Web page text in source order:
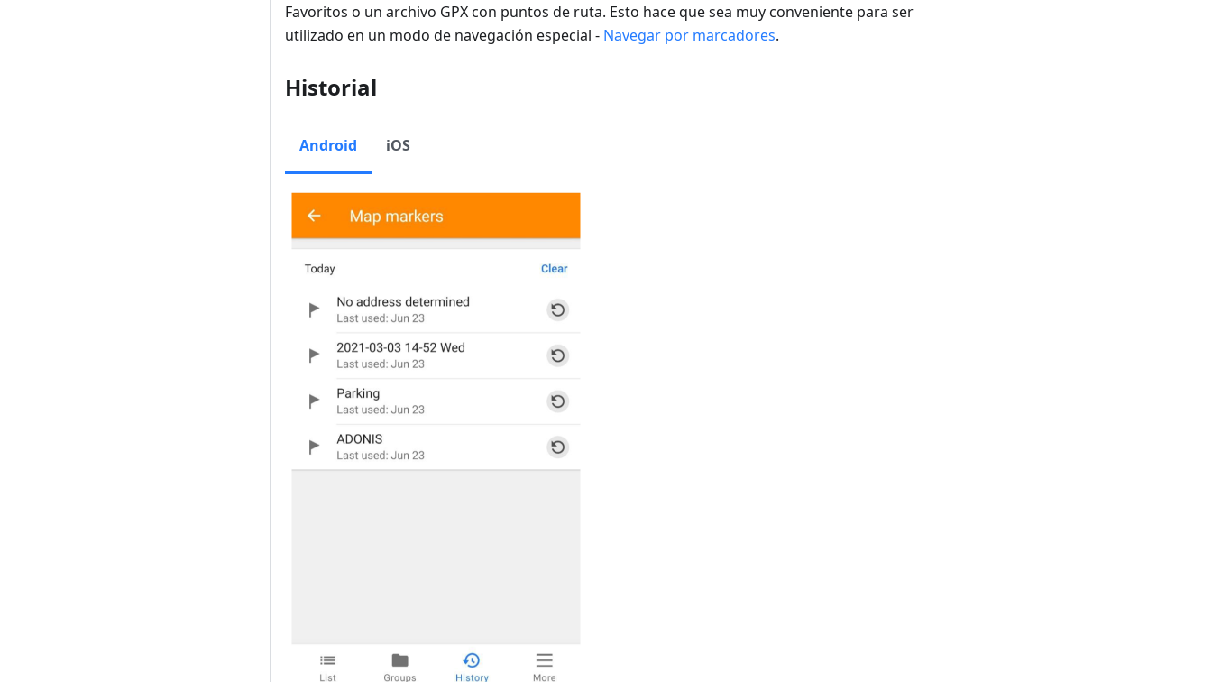
Favoritos o un archivo GPX con puntos de ruta. Esto hace que sea muy conveniente para ser
utilizado en un modo de navegación especial - Navegar por marcadores.
Historial
Android iOS